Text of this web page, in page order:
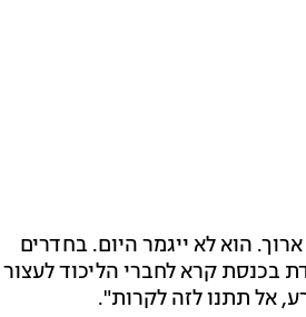
הוא לא ייגמר היום. בחדרים
בכנסת קרא לחברי הליכוד לעצור
אל תתנו לזה לקרות".